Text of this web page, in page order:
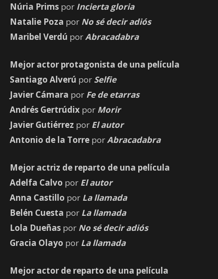
Núria Prims por Incierta gloria
Natalie Poza por No sé decir adiós
Maribel Verdú porAbracadabra
Mejor actor protagonista de una película
Santiago Alverú por Selfie
Javier Cámara por Fe de etarras
Andrés Gertrúdix por Morir
Javier Gutiérrez por El autor
Antonio de la Torre porAbracadabra
Mejor actriz de reparto de una película
Adelfa Calvo por El autor
Anna Castillo por La llamada
Belén Cuesta por La llamada
Lola Dueñas por No sé decir adiós
Gracia Olayo por La llamada
Mejor actor de reparto de una película